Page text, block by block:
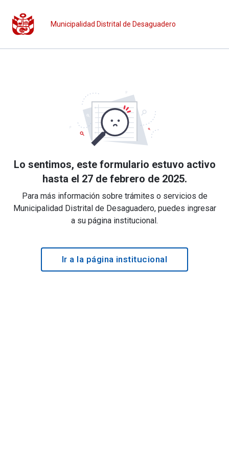
Municipalidad Distrital de Desaguadero
Lo sentimos, este formulario estuvo activo
hasta el 27 de febrero de 2025.
Para más información sobre trámites o servicios de
Municipalidad Distrital de Desaguadero, puedes ingresar
a su página institucional.
Ir a la página institucional